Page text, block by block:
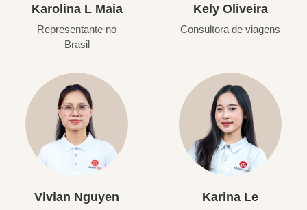
Karolina L Maia
Representante no
Brasil
Kely Oliveira
Consultora de viagens
Vivian Nguyen Karina Le